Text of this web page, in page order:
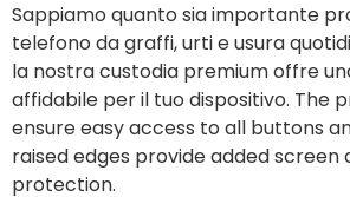
Sappiamo quanto sia importante
telefono da graffi, urti e usura
la nostra custodia premium offre
affidabile per il tuo dispositivo. The
ensure easy access to all buttons
raised edges provide added screen
protection.